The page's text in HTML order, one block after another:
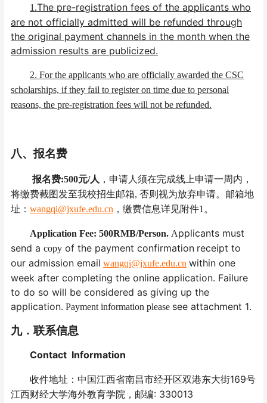
1.The pre-registration fees of the applicants who
are not officially admitted will be refunded through
the original payment channels in the month when the
admission results are publicized.
2. For the applicants who are officially awarded the CSC
scholarships, if they fail to register on time due to personal
reasons, the pre-registration fees will not be refunded.
八、报名费
报名费:500元/人 ，申请人须在完成线上申请一周内，
将缴费截图发至我校招生邮箱, 否则视为放弃申请。邮箱地
址： wangqi@jxufe.edu.cn ，缴费信息详见附件1 。
Application Fee: 500RMB/Person. Applicants must
send a copy of the payment confirmation receipt to
our admission email wangqi@jxufe.edu.cn within one
week after completing the online application. Failure
to do so will be considered as giving up the
application. Payment information please see attachment 1.
九．联系信息
Contact Information
收件地址：中国江西省南昌市经开区双港东大街169号
江西财经大学海外教育学院，邮编: 330013